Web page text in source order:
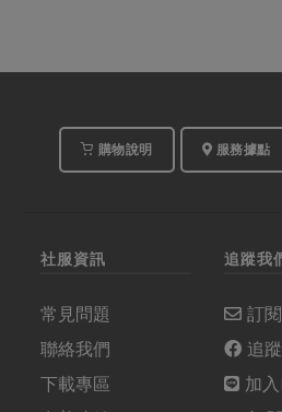
購物說明 服務據點
社服資訊
常見問題
聯絡我們
下載專區
追蹤我
訂
追
加